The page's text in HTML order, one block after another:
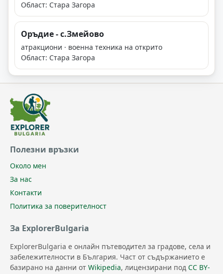
Област: Стара Загора
Оръдие - с.Змейово
атракциони · военна техника на открито
Област: Стара Загора
Полезни връзки
Около мен
За нас
Контакти
Политика за поверителност
За ExplorerBulgaria
ExplorerBulgaria е онлайн пътеводител за градове, села и
забележителности в България. Част от съдържанието е
базирано на данни от Wikipedia, лицензирани под CC BY-